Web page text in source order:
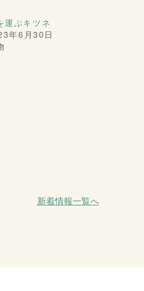
運ぶキツネ
年6月30日
新着情報一覧へ